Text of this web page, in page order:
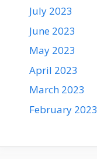
July 2023
June 2023
May 2023
April 2023
March 2023
February 2023